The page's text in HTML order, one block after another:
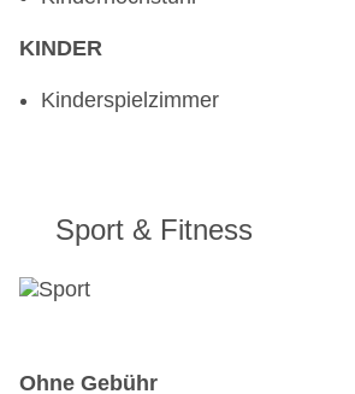
KINDER
Kinderspielzimmer
Sport & Fitness
Ohne Gebühr